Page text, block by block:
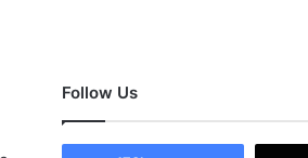
Follow Us